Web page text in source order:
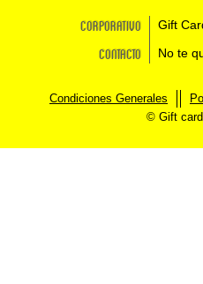
Corporativo Gift
Contacto No te
Condiciones Generales
© Gift